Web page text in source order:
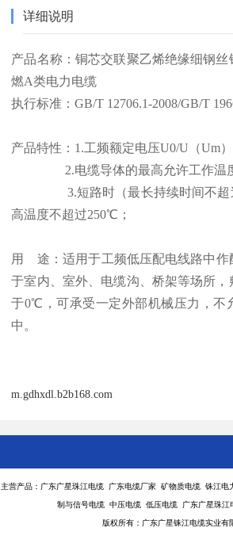
详细说明
产品名称：铜芯交联聚乙烯绝缘细钢丝
燃A类电力电缆
执行标准：GB/T 12706.1-2008/GB/T
产品特性：1.工频额定电压U0/U（Um）
2.电缆导体的最高允许工作温度
3.短路时（最长持续时间不超过
高温度不超过250℃；
用 途：适用于工频低压配电线路中作
于室内、室外、电缆沟、桥架等场所
于0℃，可承受一定外部机械压力，不
中。
m.gdhxdl.b2b168.com
主营产品：广东广星珠江电缆 广东电缆厂家 矿物质电缆 铢江
制与信号电缆 中压电缆 低压电缆 广东广星珠江
版权所有：广东广星铢江电缆实业有